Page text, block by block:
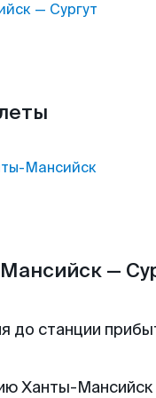
— Сургут
Мансийск
—
до станции
Ханты-